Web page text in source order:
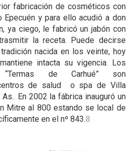
fabricación de cosméticos con
Epecuén y para ello acudió a don
ya ciego, le fabricó un jabón con
la receta. Puede decirse
nacida en los veinte, hoy
intacta su vigencia. Los
de Carhué” son
de salud o spa de Villa
En 2002 la fábrica inauguró un
Mitre al 800 estando se local de
en el nº 843.8